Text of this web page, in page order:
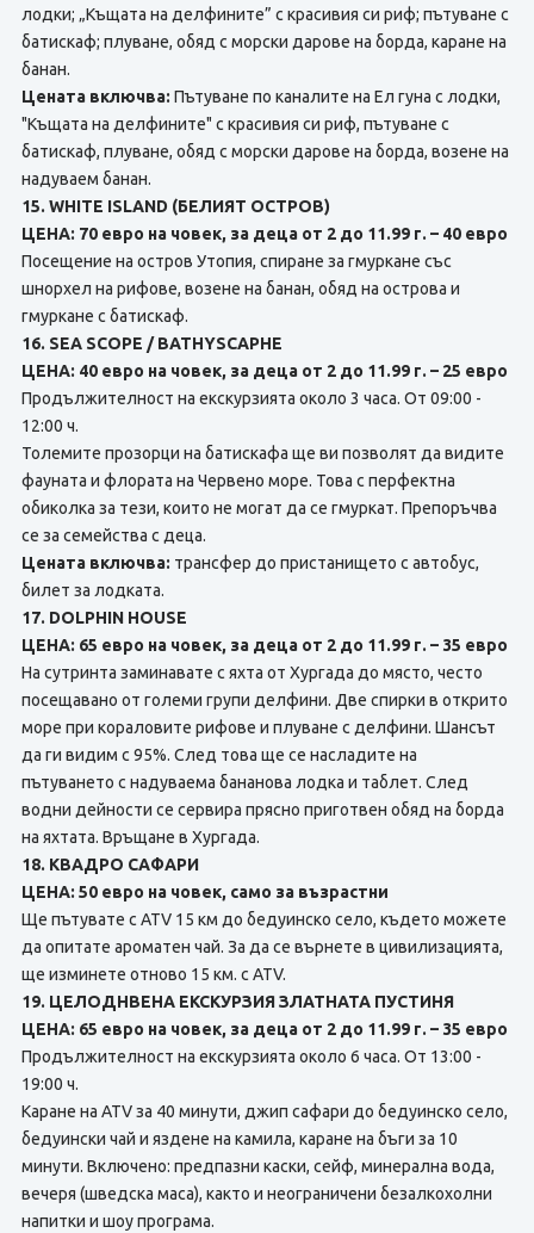
лодки; „Къщата на делфините” с красивия си риф; пътуване с
батискаф; плуване, обяд с морски дарове нa борда, каране на
банан.
Цената включва: Пътуване по каналите на Ел гуна с лодки,
"Къщата на делфините" с красивия си риф, пътуване с
батискаф, плуване, обяд с морски дарове на борда, возене на
надуваем банан.
15. WHITE ISLAND (БЕЛИЯТ ОСТРОВ)
ЦЕНА: 70 евро на човек, за деца от 2 до 11.99 г. – 40 евро
Посещение на остров Утопия, спиране за гмуркане със
шнорхел на рифове, возене на банан, обяд нa острова и
гмуркане с батискаф.
16. SEA SCOPE / BATHYSCAPHE
ЦЕНА: 40 евро на човек, за деца от 2 до 11.99 г. – 25 евро
Продължителност на екскурзията около 3 часа. От 09:00 -
12:00 ч.
Толемите прозорци на батискафа ще ви позволят да видите
фауната и флората на Червено море. Това с перфектна
обиколка за тези, които не могат да се гмуркат. Препоръчва
се за семейства с деца.
Цената включва: трансфер до пристанището с автобус,
билет за лодката.
17. DOLPHIN HOUSE
ЦЕНА: 65 евро на човек, за деца от 2 до 11.99 г. – 35 евро
На сутринта заминавате с яхта от Хургада до място, често
посещавано от големи групи делфини. Две спирки в открито
море при кораловите рифове и плуване с делфини. Шансът
да ги видим с 95%. След това ще се насладите на
пътуването с надуваема бананова лодка и таблет. След
водни дейности се сервира прясно приготвен обяд на борда
на яхтата. Връщане в Хургада.
18. КВАДРО САФАРИ
ЦЕНА: 50 евро на човек, само за възрастни
Ще пътувате с ATV 15 км до бедуинско село, където можете
да опитате ароматен чай. За да се върнете в цивилизацията,
ще изминете отново 15 км. с ATV.
19. ЦЕЛОДНВЕНА ЕКСКУРЗИЯ ЗЛАТНАТА ПУСТИНЯ
ЦЕНА: 65 евро на човек, за деца от 2 до 11.99 г. – 35 евро
Продължителност на екскурзията около 6 часа. От 13:00 -
19:00 ч.
Каране на ATV за 40 минути, джип сафари до бедуинско село,
бедуински чай и яздене на камила, каране на бъги за 10
минути. Включено: предпазни каски, сейф, минерална вода,
вечеря (шведска маса), както и неограничени безалкохолни
напитки и шоу програма.